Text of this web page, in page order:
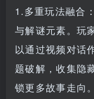
1.多重玩法融合
与解谜元素。玩
以通过视频对话
题破解，收集隐
锁更多故事走向。